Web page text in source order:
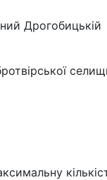
Дрогобицькій